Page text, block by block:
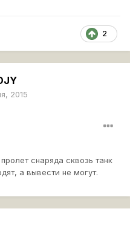
2
2015
снаряда сквозь танк
а вывести не могут.